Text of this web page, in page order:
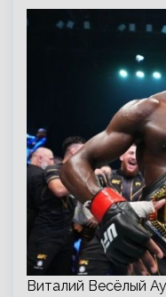
Виталий Весёлый